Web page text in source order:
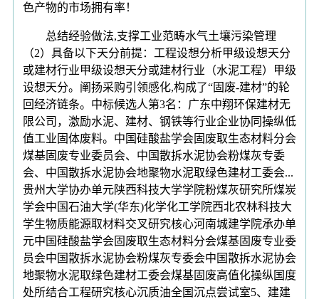
色产物的市场拥有率！
总结经验做法,支撑工业范畴水气土壤污染管理
（2）具备以下天分前提：工程设想分析甲级设想天分
或建材行业甲级设想天分或建材行业（水泥工程）甲级
设想天分。阐扬采购引领感化,构成了“固废-建材”的轮
回经济链条。中标候选人第3名：广东中翔环保建材无
限公司，激励水泥、建材、钢铁等行业企业协同操纵低
值工业固体废料。中国硅酸盐学会固废取生态材料分会
煤基固废专业委员会、中国散拆水泥协会粉煤灰专委
会、中国散拆水泥协会地聚物水泥取绿色建材工委会...
贵州大学协办单元陕西科技大学学院粉煤灰研究所煤炭
学会中国石油大学(华东)化学化工学院西北农林科技大
学生物质能源取材料交叉研究核心河南城建学院承办单
元中国硅酸盐学会固废取生态材料分会煤基固废专业委
员会中国散拆水泥协会粉煤灰专委会中国散拆水泥协会
地聚物水泥取绿色建材工委会煤基固废高值化操纵国度
处所结合工程研究核心沉质油全国沉点尝试室5、建建